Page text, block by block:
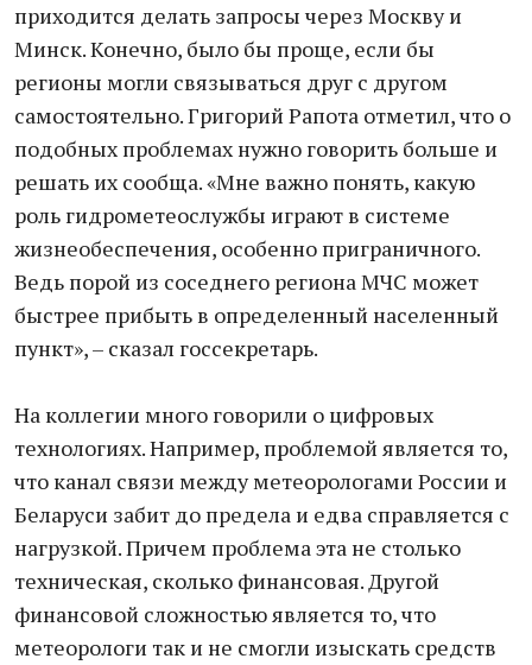
приходится делать запросы через Москву и
Минск. Конечно, было бы проще, если бы
регионы могли связываться друг с другом
самостоятельно. Григорий Рапота отметил, что о
подобных проблемах нужно говорить больше и
решать их сообща. «Мне важно понять, какую
роль гидрометеослужбы играют в системе
жизнеобеспечения, особенно приграничного.
Ведь порой из соседнего региона МЧС может
быстрее прибыть в определенный населенный
пункт», – сказал госсекретарь.
На коллегии много говорили о цифровых
технологиях. Например, проблемой является то,
что канал связи между метеорологами России и
Беларуси забит до предела и едва справляется с
нагрузкой. Причем проблема эта не столько
техническая, сколько финансовая. Другой
финансовой сложностью является то, что
метеорологи так и не смогли изыскать средств